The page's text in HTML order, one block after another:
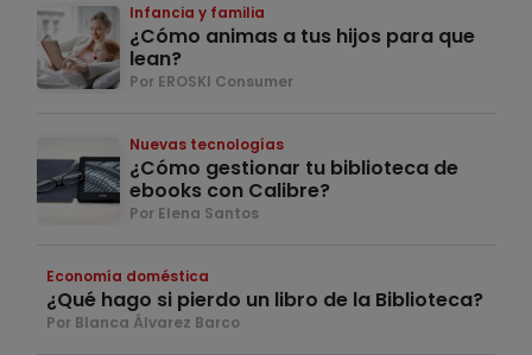
Infancia y familia
¿Cómo animas a tus hijos para que
lean?
Por EROSKI Consumer
Nuevas tecnologías
¿Cómo gestionar tu biblioteca de
ebooks con Calibre?
Por Elena Santos
Economía doméstica
¿Qué hago si pierdo un libro de la Biblioteca?
Por Blanca Álvarez Barco